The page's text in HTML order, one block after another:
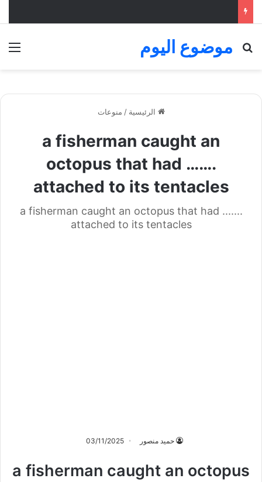
موضوع اليوم
بحث عن
الرئيسية / منوعات
a fisherman caught an
octopus that had …….
attached to its tentacles
a fisherman caught an octopus that had .......
attached to its tentacles
حميد منصور 03/11/2025
a fisherman caught an octopus